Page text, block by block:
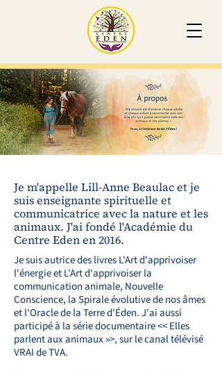
Je m'appelle Lill-Anne Beaulac et je
suis enseignante spirituelle et
communicatrice avec la nature et les
animaux. J'ai fondé l'Académie du
Centre Eden en 2016.
Je suis autrice des livres L'Art d'apprivoiser
l'énergie et L'Art d'apprivoiser la
communication animale, Nouvelle
Conscience, la Spirale évolutive de nos âmes
et l'Oracle de la Terre d'Éden. J'ai aussi
participé à la série documentaire << Elles
parlent aux animaux »>, sur le canal télévisé
VRAI de TVA.